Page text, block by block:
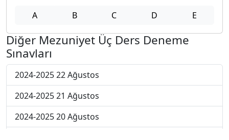
A B C D E
Diğer Mezuniyet Üç Ders Deneme
Sınavları
2024-2025 22 Ağustos
2024-2025 21 Ağustos
2024-2025 20 Ağustos